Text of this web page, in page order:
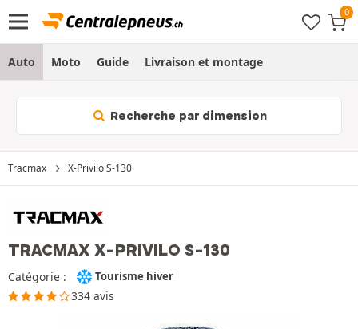
Auto Moto Guide Livraison et montage
Recherche par dimension
Tracmax X-Privilo S-130
TRACMAX X-PRIVILO S-130
Catégorie : Tourisme hiver
334 avis